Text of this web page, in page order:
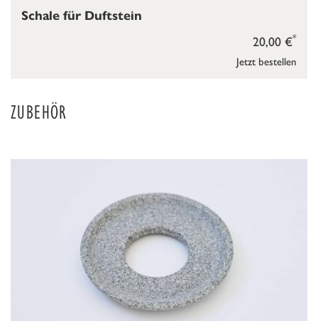
Jetzt bestellen
20,00 €*
Schale für Duftstein
ZUBEHÖR